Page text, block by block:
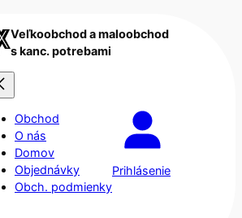
Veľkoobchod a maloobchod
s kanc. potrebami
Obchod
O nás
Domov
Objednávky
Obch. podmienky
Prihlásenie